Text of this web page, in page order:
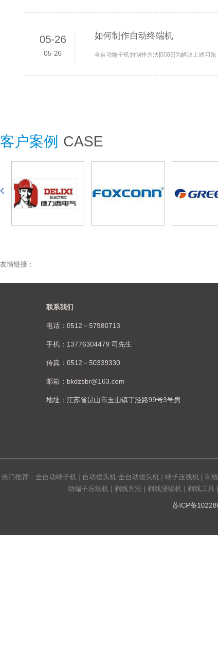
05-26
05-26
如何制作自动终端机
客户案例 CASE
友情链接：
联系我们
电话：0512－57980713
手机：13776304479 司先生
传真：0512－50339330
邮箱：bkdzsbr@163.com
地址：江苏省昆山市玉山镇丁泾路99号3号房
热门推荐： 全自动端子机 | 自动馒头机 全自动馒头机 | 端子压线机 | 剥
动端子压线机 | 剥线方法 | 剥线浸锡机 | 剥线工具 |
苏ICP备